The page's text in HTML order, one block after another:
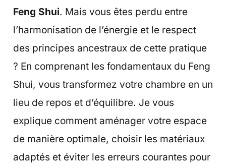
Feng Shui. Mais vous êtes perdu entre
l’harmonisation de l’énergie et le respect
des principes ancestraux de cette pratique
? En comprenant les fondamentaux du Feng
Shui, vous transformez votre chambre en un
lieu de repos et d’équilibre. Je vous
explique comment aménager votre espace
de manière optimale, choisir les matériaux
adaptés et éviter les erreurs courantes pour